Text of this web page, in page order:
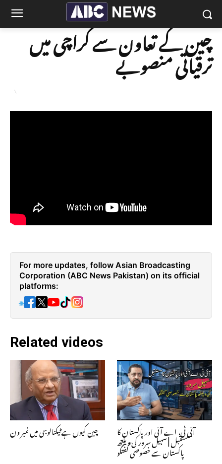
چین کے تعاون سے کراچی میں
ترقیاتی منصوبے
For more updates, follow Asian Broadcasting
Corporation (ABC News Pakistan) on its official
platforms:
🌐
Related videos
چین کیوں ہے ٹیکنالوجی میں نمبر ون آئی ٹی، اے آئی اور پاکستان کا
مستقبل | سہیل سرور کی ویلتھ
پاکستان سے خصوصی گفتگو